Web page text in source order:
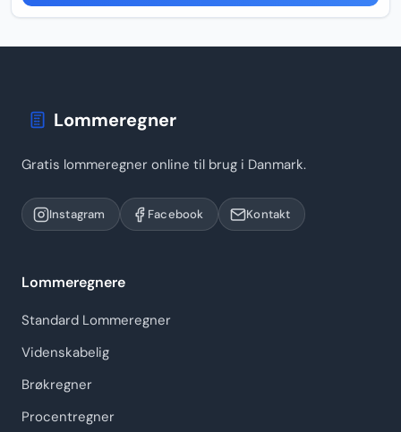
Lommeregner
Gratis lommeregner online til brug i Danmark.
Instagram Facebook Kontakt
Lommeregnere
Standard Lommeregner
Videnskabelig
Brøkregner
Procentregner